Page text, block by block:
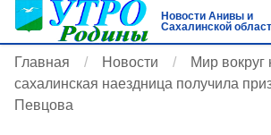
Новости Анивы и
Сахалинской
Главная Новости Мир вокруг
сахалинская наездница получила
Певцова